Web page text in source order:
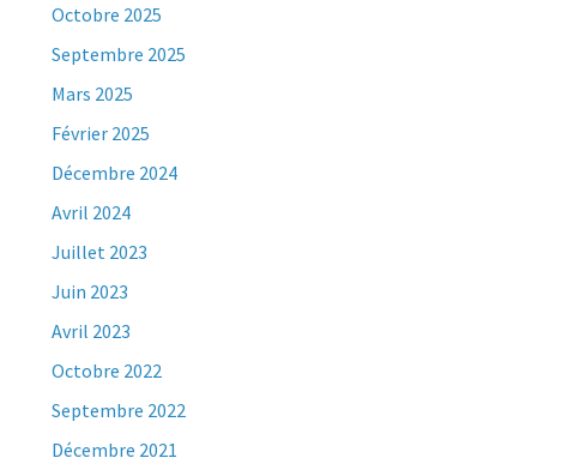
Octobre 2025
Septembre 2025
Mars 2025
Février 2025
Décembre 2024
Avril 2024
Juillet 2023
Juin 2023
Avril 2023
Octobre 2022
Septembre 2022
Décembre 2021